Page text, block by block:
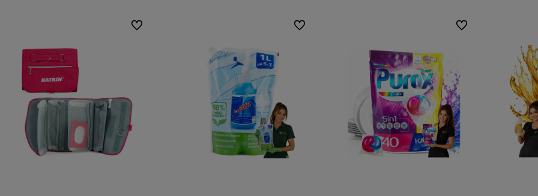
Do ulubionych Do ulubionych Do ulubionych